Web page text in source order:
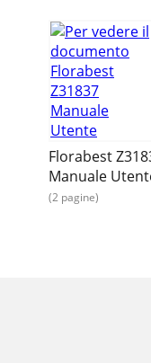
Florabest
Manuale
(2 pagine)